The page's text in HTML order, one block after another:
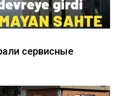
сервисные